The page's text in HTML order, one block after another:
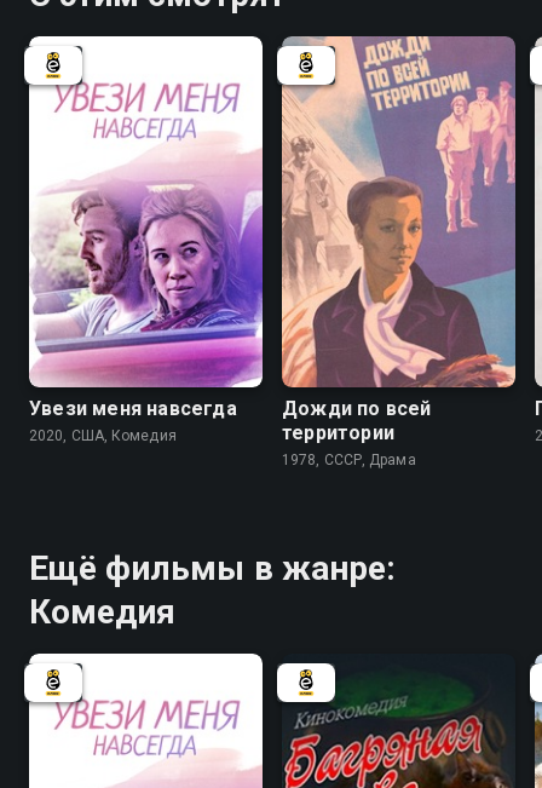
Увези меня навсегда
2020, США, Комедия
Дожди по всей
территории
1978, СССР, Драма
Ещё фильмы в жанре:
Комедия